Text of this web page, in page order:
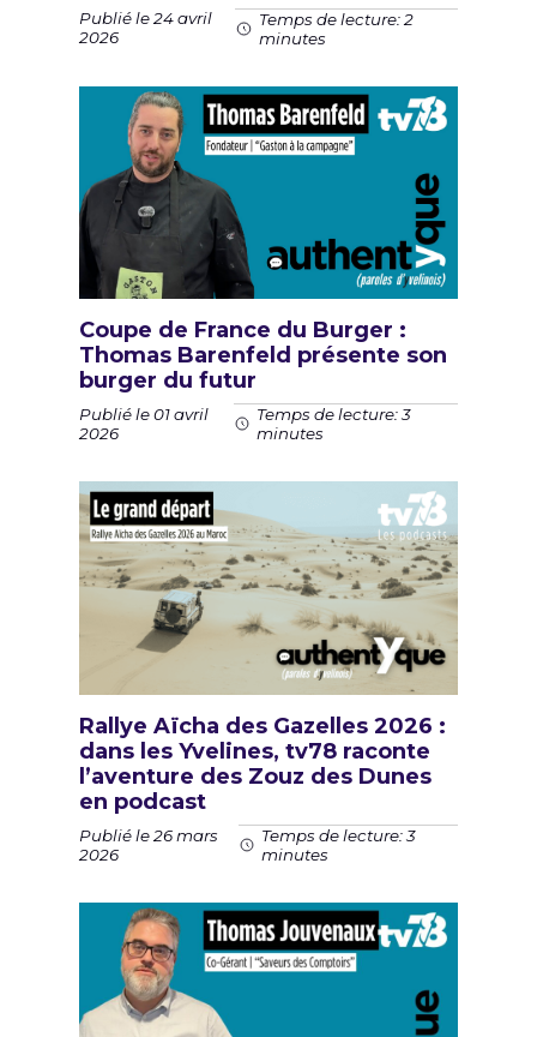
Publié le 24 avril
2026
Temps de lecture: 2
minutes
Coupe de France du Burger :
Thomas Barenfeld présente son
burger du futur
Publié le 01 avril
2026
Temps de lecture: 3
minutes
Rallye Aïcha des Gazelles 2026 :
dans les Yvelines, tv78 raconte
l’aventure des Zouz des Dunes
en podcast
Publié le 26 mars
2026
Temps de lecture: 3
minutes